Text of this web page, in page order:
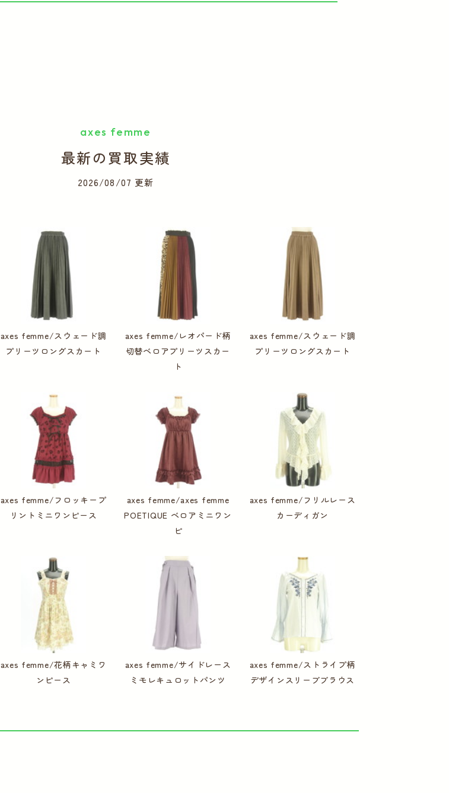
axes femme
最新の買取実績
2026/08/07 更新
axes femme/スウェード調
プリーツロングスカート
axes femme/レオパード柄
切替ベロアプリーツスカー
ト
axes femme/スウェード調
プリーツロングスカート
axes femme/フロッキープ
リントミニワンピース
axes femme/axes femme
POETIQUE ベロアミニワン
ピ
axes femme/フリルレース
カーディガン
axes femme/花柄キャミワ
ンピース
axes femme/サイドレース
ミモレキュロットパンツ
axes femme/ストライプ柄
デザインスリーブブラウス